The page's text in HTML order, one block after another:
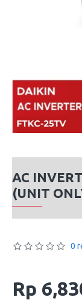
AC
(UNIT
0
Rp